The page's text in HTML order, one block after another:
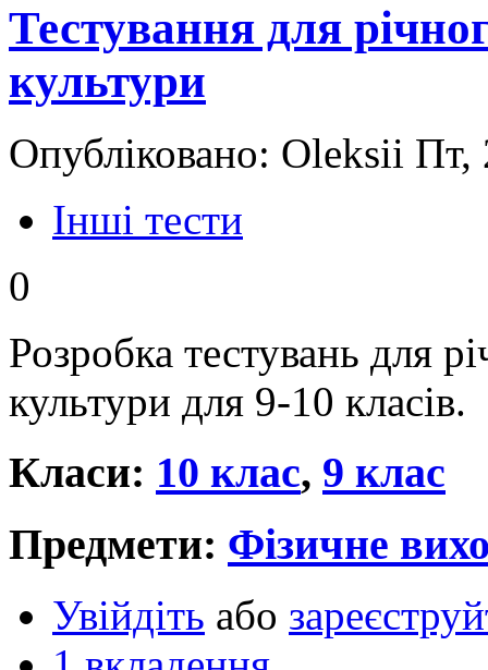
Тестування для
культури
Опубліковано: Oleksii
Інші тести
0
Розробка тестувань для
культури для 9-10 класів.
Класи: 10 клас, 9 клас
Предмети: Фізичне
Увійдіть або